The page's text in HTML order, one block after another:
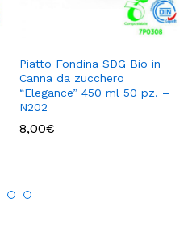
Piatto Fondina SDG Bio in
Canna da zucchero
“Elegance” 450 ml 50 pz. –
N202
8,00€